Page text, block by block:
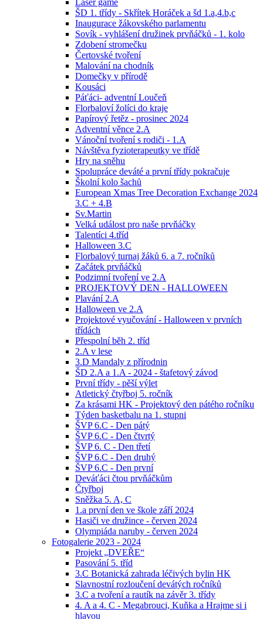
Laser game
ŠD 1. třídy - Skřítek Horáček a šd 1.a,4.b,c
Inaugurace žákovského parlamentu
Sovík - vyhlášení družinek prvňáčků - 1. kolo
Zdobení stromečku
Čertovské tvoření
Malování na chodník
Domečky v přírodě
Kousáci
Páťáci- adventní Loučeň
Florbaloví žolíci do kraje
Papírový řetěz - prosinec 2024
Adventní věnce 2.A
Vánoční tvoření s rodiči - 1.A
Návštěva fyzioterapeutky ve třídě
Hry na sněhu
Spolupráce deváté a první třídy pokračuje
Školní kolo šachů
European Xmas Tree Decoration Exchange 2024
3.C + 4.B
Sv.Martin
Velká událost pro naše prvňáčky
Talentíci 4.tříd
Halloween 3.C
Florbalový turnaj žáků 6. a 7. ročníků
Začátek prvňáčků
Podzimní tvoření ve 2.A
PROJEKTOVÝ DEN - HALLOWEEN
Plavání 2.A
Halloween ve 2.A
Projektové vyučování - Halloween v prvních
třídách
Přespolní běh 2. tříd
2.A v lese
3.D Mandaly z přírodnin
ŠD 2.A a 1.A - 2024 - štafetový závod
První třídy - pěší výlet
Atletický čtyřboj 5. ročník
Za krásami HK - Projektový den pátého ročníku
Týden basketbalu na 1. stupni
ŠVP 6.C - Den pátý
ŠVP 6.C - Den čtvrtý
ŠVP 6. C - Den třetí
ŠVP 6.C - Den druhý
ŠVP 6.C - Den první
Deváťáci čtou prvňáčkům
Čtyřboj
Sněžka 5. A, C
1.a první den ve škole září 2024
Hasiči ve družince - červen 2024
Olympiáda naruby - červen 2024
Fotogalerie 2023 - 2024
Projekt „DVEŘE“
Pasování 5. tříd
3.C Botanická zahrada léčivých bylin HK
Slavnostní rozloučení devátých ročníků
3.C a tvoření a rautík na závěr 3. třídy
4. A a 4. C - Megabrouci, Kuňka a Hrajme si i
hlavou